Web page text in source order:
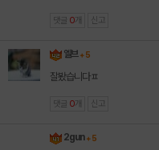
댓글 0 개 신고
엘브 + 5
잘봤습니다ㅍ
댓글 0 개 신고
2gun + 5